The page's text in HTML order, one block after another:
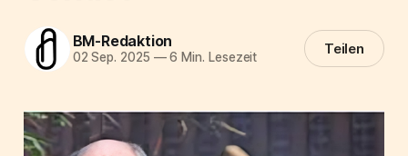
BM-Redaktion
02 Sep. 2025 —6 Min. Lesezeit Teilen